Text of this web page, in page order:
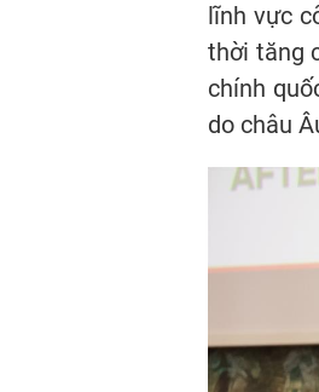
lĩnh vực
thời tăng
chính
do châu